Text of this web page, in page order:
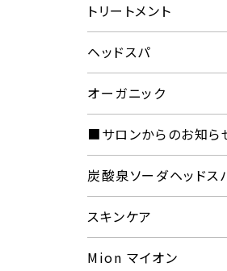
トリートメント
ヘッドスパ
オーガニック
■サロンからのお知
炭酸泉ソーダヘッドス
スキンケア
Mion マイオン